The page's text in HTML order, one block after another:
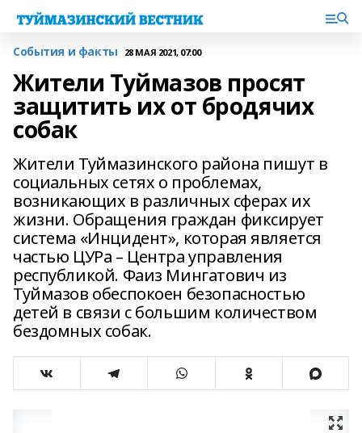
События и факты 28 МАЯ 2021, 07:00
Жители Туймазов просят
защитить их от бродячих
собак
Жители Туймазинского района пишут в
социальных сетях о проблемах,
возникающих в различных сферах их
жизни. Обращения граждан фиксирует
система «Инцидент», которая является
частью ЦУРа – Центра управления
республикой. Фаиз Мингатович из
Туймазов обеспокоен безопасностью
детей в связи с большим количеством
бездомных собак.